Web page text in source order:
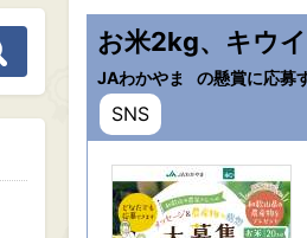
お米2kg、キウ
JAわかやま の懸賞に応募
SNS